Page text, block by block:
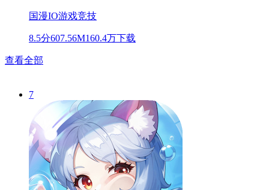
国漫IO游戏竞技
8.5分607.56M160.4万下载
查看全部
7